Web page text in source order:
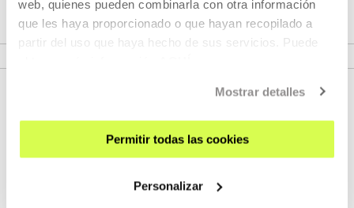
web, quienes pueden combinarla con otra información
que les haya proporcionado o que hayan recopilado a
partir del uso que haya hecho de sus servicios. Puede
Mostrar detalles
Permitir todas las cookies
Personalizar
VER CICLO: